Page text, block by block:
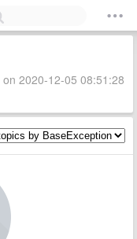
2020-12-05 08:51:28